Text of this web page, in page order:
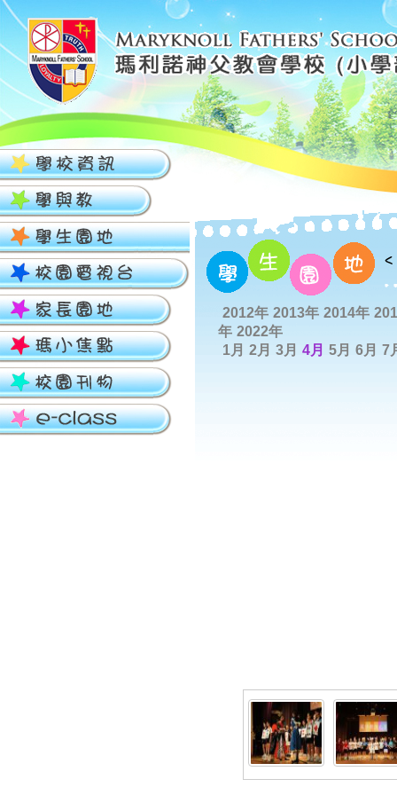
2012年 2013年 2014年
年 2022年
1月 2月 3月 4月 5月 6月 7